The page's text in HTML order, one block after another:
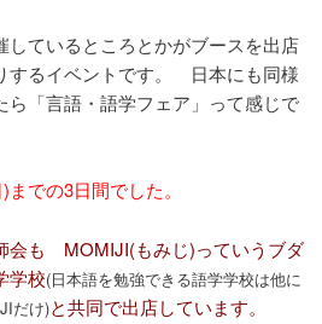
ているところとかがブースを出店
するイベントです。 日本にも同様
「言語・語学フェア」って感じで
での3日間でした。
会も MOMIJI(もみじ)っていうブダ
学校(日本語を勉強できる語学学校は他に
だけ)と共同で出店しています。